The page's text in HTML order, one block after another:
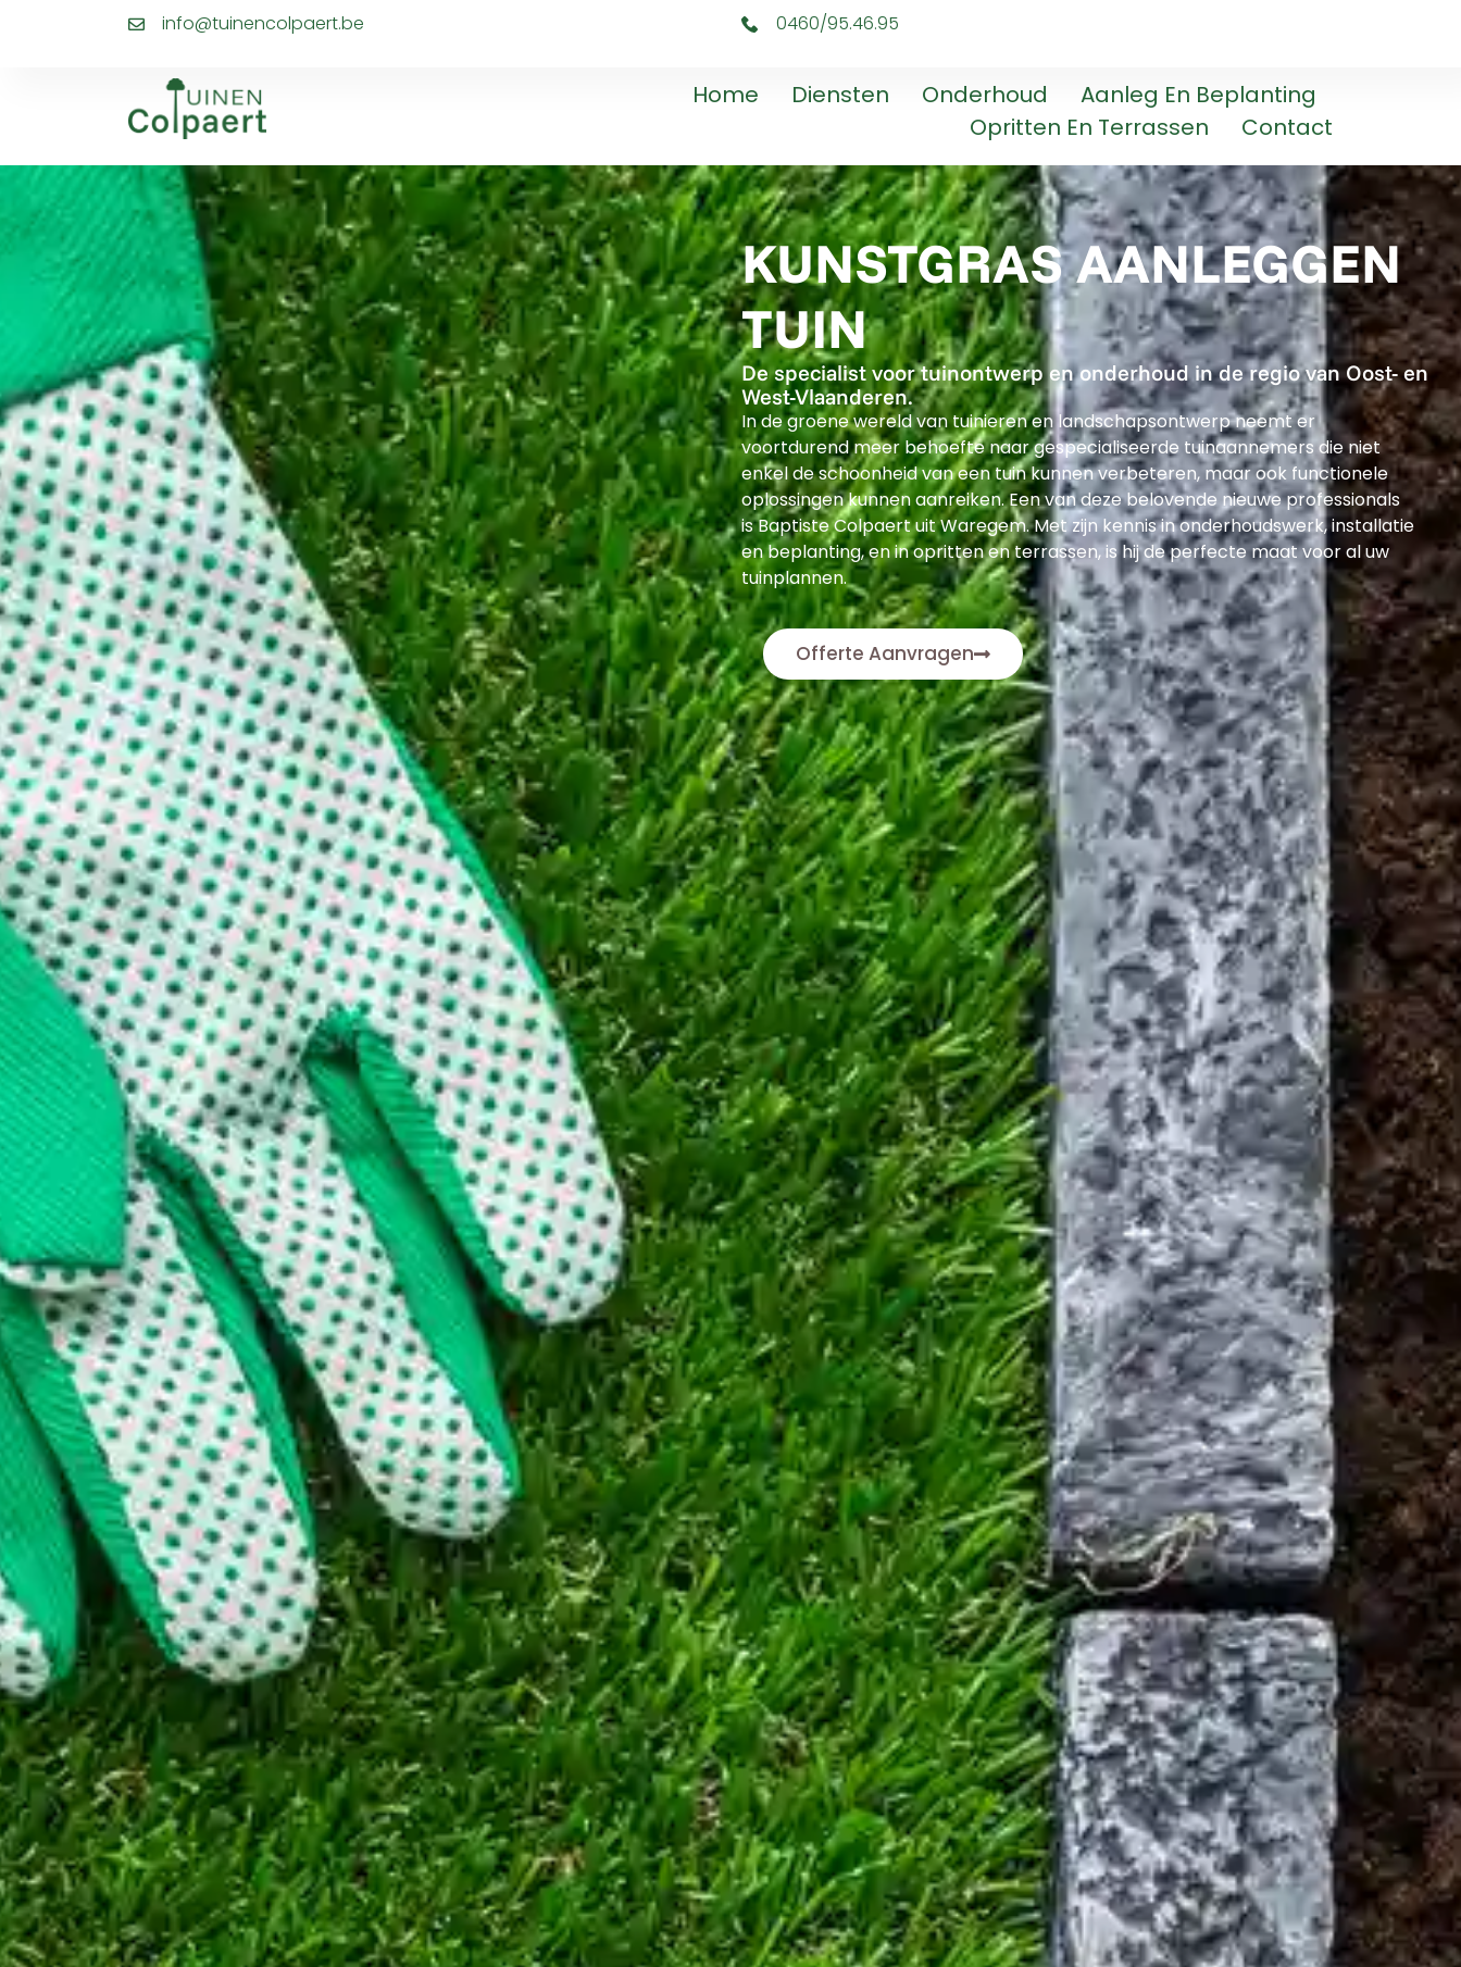
info@tuinencolpaert.be 0460/95.46.95
Home Diensten Onderhoud
Aanleg En Beplanting
Opritten En Terrassen
Contact
KUNSTGRAS AANLEGGEN
TUIN
De specialist voor tuinontwerp en onderhoud in de regio van Oost- en
West-Vlaanderen.
In de groene wereld van tuinieren en landschapsontwerp neemt er
voortdurend meer behoefte naar gespecialiseerde tuinaannemers die niet
enkel de schoonheid van een tuin kunnen verbeteren, maar ook functionele
oplossingen kunnen aanreiken. Een van deze belovende nieuwe professionals
is Baptiste Colpaert uit Waregem. Met zijn kennis in onderhoudswerk, installatie
en beplanting, en in opritten en terrassen, is hij de perfecte maat voor al uw
tuinplannen.
Offerte Aanvragen